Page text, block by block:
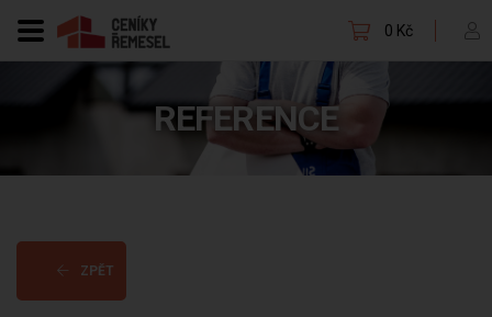
0 Kč
REFERENCE
ZPĚT